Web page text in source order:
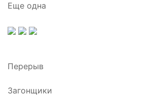
Еще одна
Перерыв
Загонщики